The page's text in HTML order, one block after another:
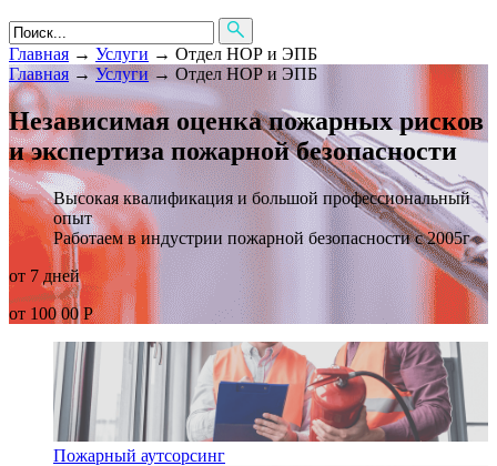
Главная → Услуги → Отдел НОР и ЭПБ
Главная →Услуги→ Отдел НОР и ЭПБ
Независимая оценка пожарных рисков
и экспертиза пожарной безопасности
Высокая квалификация и большой профессиональный
опыт
Работаем в индустрии пожарной безопасности с 2005г
от 7 дней
от 100 00 Р
Пожарный аутсорсинг